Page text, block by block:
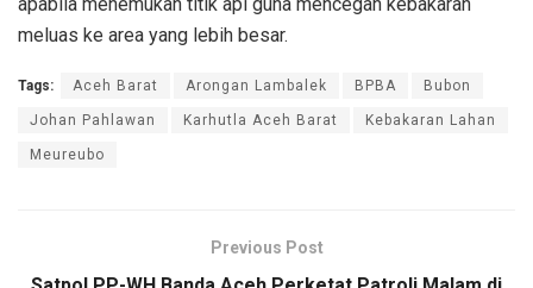
meluas ke area yang lebih besar.
Tags: Aceh Barat Arongan Lambalek BPBA Bubon
Johan Pahlawan Karhutla Aceh Barat Kebakaran Lahan
Meureubo
Previous Post